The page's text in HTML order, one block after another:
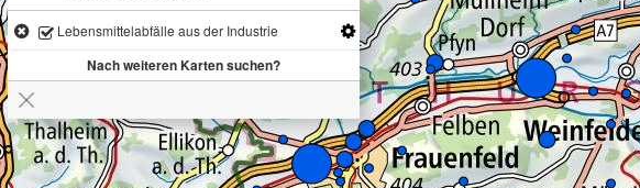
Lebensmittelabfälle aus der Industrie
Nach weiteren Karten suchen?